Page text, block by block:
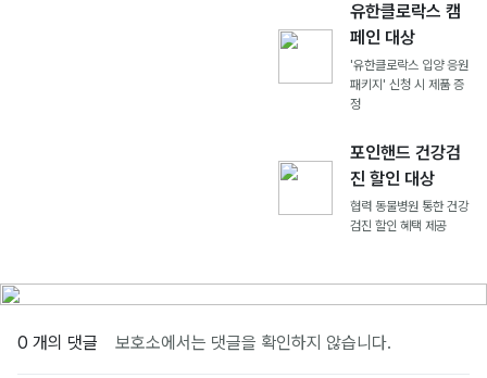
유한클로락스 캠
페인 대상
'유한클로락스 입양 응원
패키지' 신청 시 제품 증
정
포인핸드 건강검
진 할인 대상
협력 동물병원 통한 건강
검진 할인 혜택 제공
0 개의 댓글 보호소에서는 댓글을 확인하지 않습니다.